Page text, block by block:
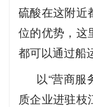
硫酸在这附近
位的优势，这
都可以通过船
以“营商服
质企业进驻枝